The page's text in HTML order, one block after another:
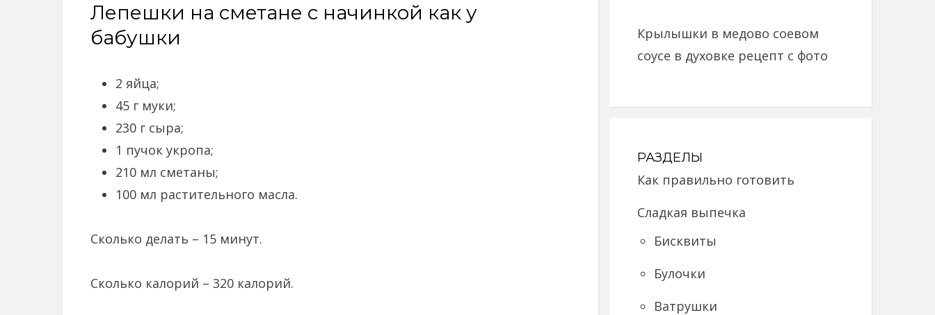
Лепешки на сметане с начинкой как у
бабушки
2 яйца;
45 г муки;
230 г сыра;
1 пучок укропа;
210 мл сметаны;
100 мл растительного масла.
Сколько делать – 15 минут.
Сколько калорий – 320 калорий.
Крылышки в медово соевом
соусе в духовке рецепт с фото
РАЗДЕЛЫ
Как правильно готовить
Сладкая выпечка
Бисквиты
Булочки
Ватрушки